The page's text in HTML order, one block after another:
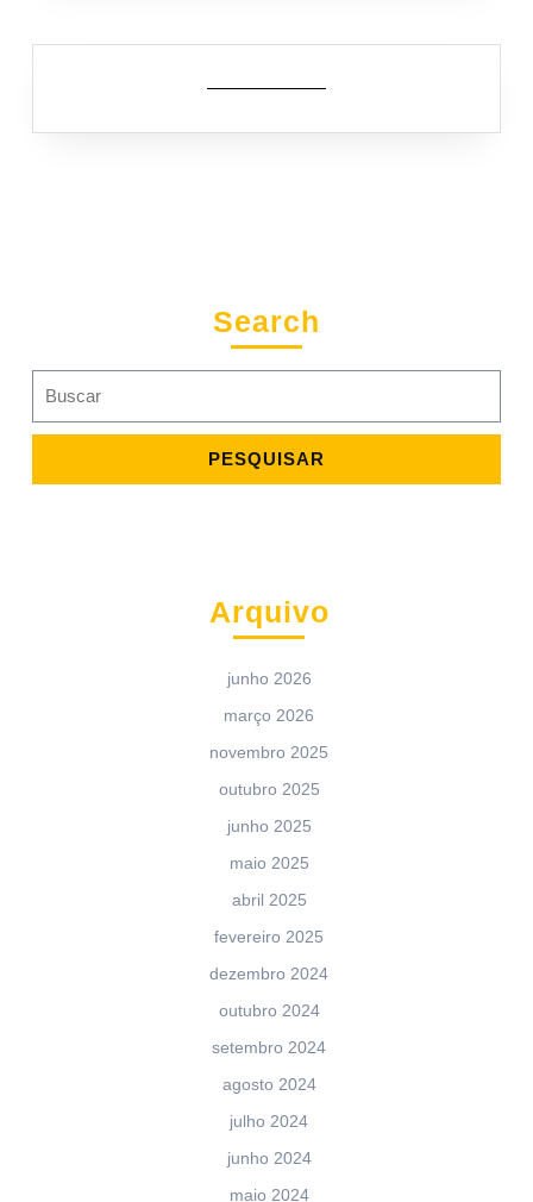
Search
for:
Arquivo
junho 2026
março 2026
novembro 2025
outubro 2025
junho 2025
maio 2025
abril 2025
fevereiro 2025
dezembro 2024
outubro 2024
setembro 2024
agosto 2024
julho 2024
junho 2024
maio 2024